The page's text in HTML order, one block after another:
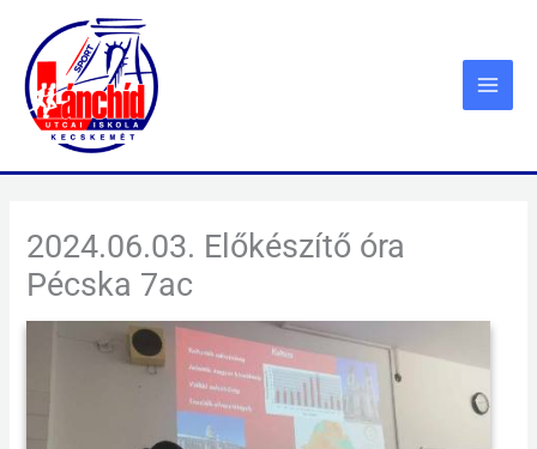
content
2024.06.03. Előkészítő óra
Pécska 7ac